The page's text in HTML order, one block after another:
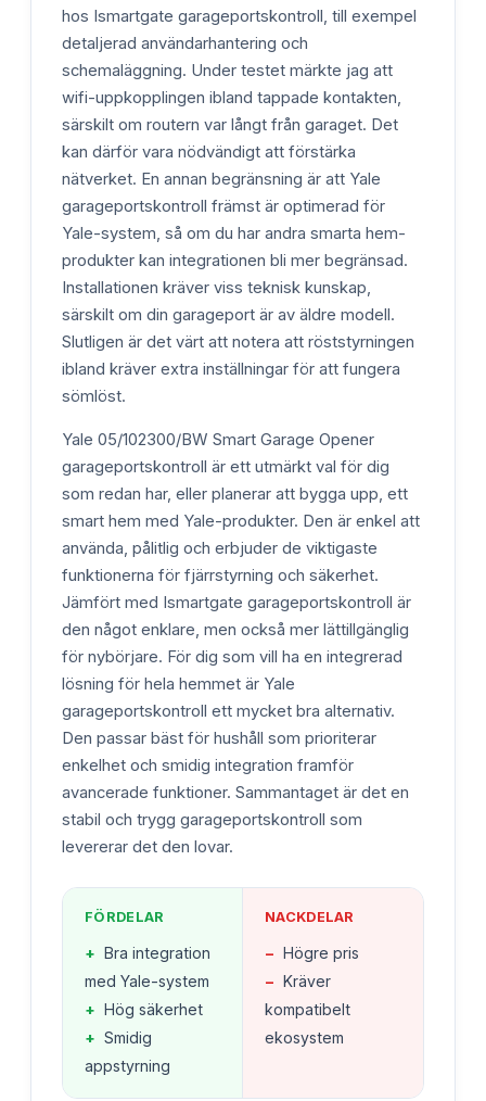
hos Ismartgate garageportskontroll, till exempel
detaljerad användarhantering och
schemaläggning. Under testet märkte jag att
wifi-uppkopplingen ibland tappade kontakten,
särskilt om routern var långt från garaget. Det
kan därför vara nödvändigt att förstärka
nätverket. En annan begränsning är att Yale
garageportskontroll främst är optimerad för
Yale-system, så om du har andra smarta hem-
produkter kan integrationen bli mer begränsad.
Installationen kräver viss teknisk kunskap,
särskilt om din garageport är av äldre modell.
Slutligen är det värt att notera att röststyrningen
ibland kräver extra inställningar för att fungera
sömlöst.
Yale 05/102300/BW Smart Garage Opener
garageportskontroll är ett utmärkt val för dig
som redan har, eller planerar att bygga upp, ett
smart hem med Yale-produkter. Den är enkel att
använda, pålitlig och erbjuder de viktigaste
funktionerna för fjärrstyrning och säkerhet.
Jämfört med Ismartgate garageportskontroll är
den något enklare, men också mer lättillgänglig
för nybörjare. För dig som vill ha en integrerad
lösning för hela hemmet är Yale
garageportskontroll ett mycket bra alternativ.
Den passar bäst för hushåll som prioriterar
enkelhet och smidig integration framför
avancerade funktioner. Sammantaget är det en
stabil och trygg garageportskontroll som
levererar det den lovar.
FÖRDELAR
+ Bra integration
med Yale-system
+ Hög säkerhet
+ Smidig
appstyrning
NACKDELAR
− Högre pris
− Kräver
kompatibelt
ekosystem